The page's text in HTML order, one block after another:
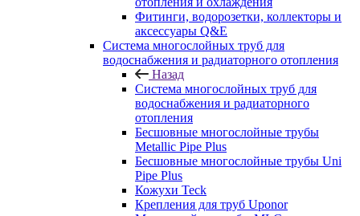
Фитинги, водорозетки, коллекторы и
аксессуары Q&E
Система многослойных труб для
водоснабжения и радиаторного отопления
Назад
Система многослойных труб для
водоснабжения и радиаторного
отопления
Бесшовные многослойные трубы
Metallic Pipe Plus
Бесшовные многослойные трубы Uni
Pipe Plus
Кожухи Teck
Крепления для труб Uponor